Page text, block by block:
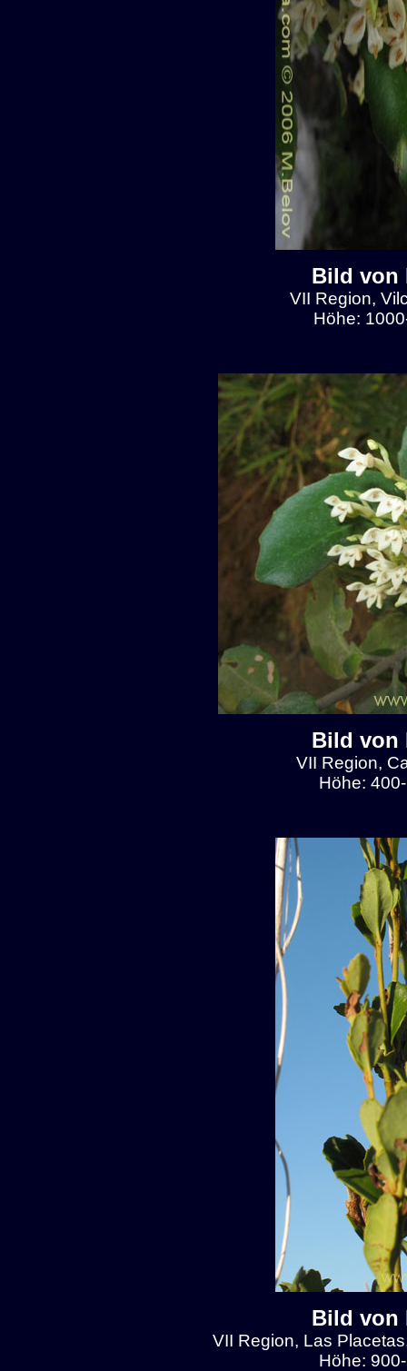
Bild von
VII Region,
Höhe:
Bild von
VII Region,
Höhe:
Bild von
VII Region, Las
Höhe: